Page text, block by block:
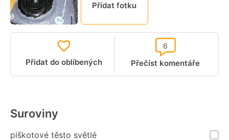
Přidat fotku
Přidat do oblíbených Přečíst komentáře
6
Suroviny
piškotové těsto světlé